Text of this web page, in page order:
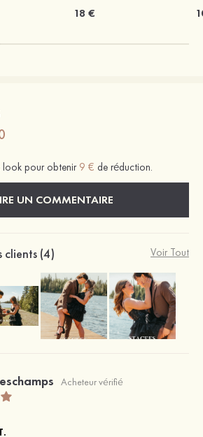
18 €
look pour obtenir 9 € de réduction.
UN COMMENTAIRE
(4) Voir Tout
Acheteur vérifié